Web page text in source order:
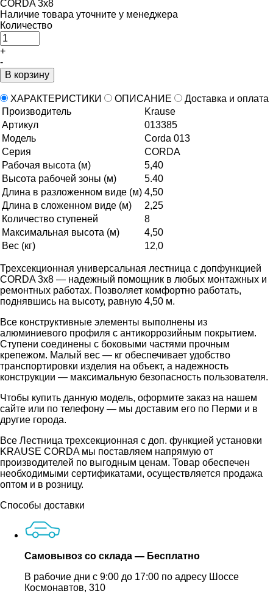
Наличие товара уточните у менеджера
Количество
+
-
В корзину
ХАРАКТЕРИСТИКИ ОПИСАНИЕ
Доставка и оплата
Производитель
Krause
Артикул
013385
Модель
Corda 013
Серия
CORDA
Рабочая высота (м)
5,40
Высота рабочей зоны (м)
5.40
Длина в разложенном виде (м) 4,50
Длина в сложенном виде (м)
2,25
Количество ступеней
8
Максимальная высота (м)
4,50
Вес (кг)
12,0
Трехсекционная универсальная лестница с допфункцией
CORDA 3х8 — надежный помощник в любых монтажных и
ремонтных работах. Позволяет комфортно работать,
поднявшись на высоту, равную 4,50 м.
Все конструктивные элементы выполнены из
алюминиевого профиля с антикоррозийным покрытием.
Ступени соединены с боковыми частями прочным
крепежом. Малый вес — кг обеспечивает удобство
транспортировки изделия на объект, а надежность
конструкции — максимальную безопасность пользователя.
Чтобы купить данную модель, оформите заказ на нашем
сайте или по телефону — мы доставим его по Перми и в
другие города.
Все Лестница трехсекционная c доп. функцией установки
KRAUSE CORDA мы поставляем напрямую от
производителей по выгодным ценам. Товар обеспечен
необходимыми сертификатами, осуществляется продажа
оптом и в розницу.
Способы доставки
Самовывоз со склада — Бесплатно
В рабочие дни с 9:00 до 17:00 по адресу Шоссе
Космонавтов, 310